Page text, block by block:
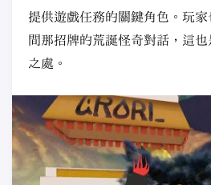
提供遊戲任務的關鍵角色。玩
間那招牌的荒誕怪奇對話，這
之處。